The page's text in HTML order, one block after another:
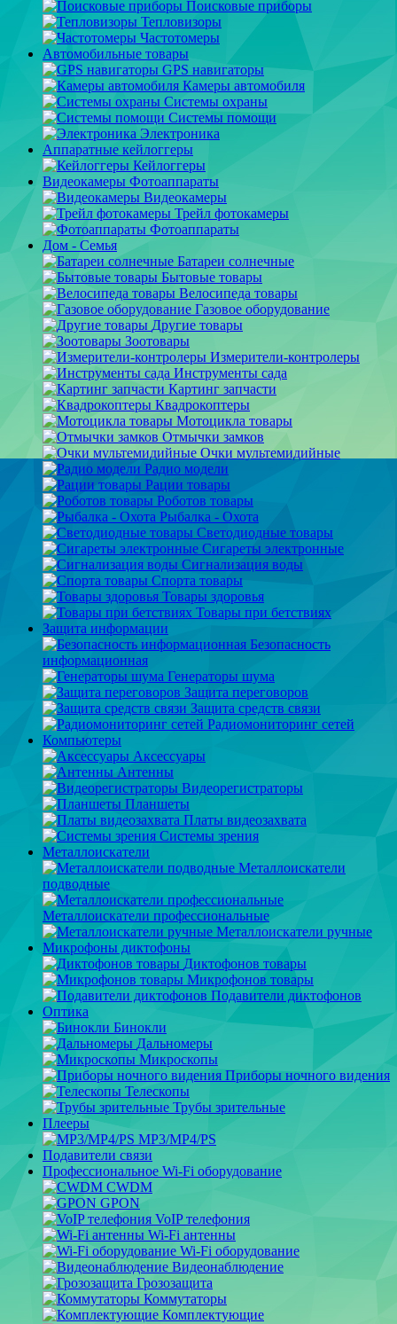
Поисковые приборы
Тепловизоры
Частотомеры
Автомобильные товары
GPS навигаторы
Камеры автомобиля
Системы охраны
Системы помощи
Электроника
Аппаратные кейлоггеры
Кейлоггеры
Видеокамеры Фотоаппараты
Видеокамеры
Трейл фотокамеры
Фотоаппараты
Дом - Семья
Батареи солнечные
Бытовые товары
Велосипеда товары
Газовое оборудование
Другие товары
Зоотовары
Измерители-контролеры
Инструменты сада
Картинг запчасти
Квадрокоптеры
Мотоцикла товары
Отмычки замков
Очки мультемидийные
Радио модели
Рации товары
Роботов товары
Рыбалка - Охота
Светодиодные товары
Сигареты электронные
Сигнализация воды
Спорта товары
Товары здоровья
Товары при бетствиях
Защита информации
Безопасность
информационная
Генераторы шума
Защита переговоров
Защита средств связи
Радиомониторинг сетей
Компьютеры
Аксессуары
Антенны
Видеорегистраторы
Планшеты
Платы видеозахвата
Системы зрения
Металлоискатели
Металлоискатели
подводные
Металлоискатели профессиональные
Металлоискатели ручные
Микрофоны диктофоны
Диктофонов товары
Микрофонов товары
Подавители диктофонов
Оптика
Бинокли
Дальномеры
Микроскопы
Приборы ночного видения
Телескопы
Трубы зрительные
Плееры
MP3/MP4/PS
Подавители связи
Профессиональное Wi-Fi оборудование
CWDM
GPON
VoIP телефония
Wi-Fi антенны
Wi-Fi оборудование
Видеонаблюдение
Грозозащита
Коммутаторы
Комплектующие